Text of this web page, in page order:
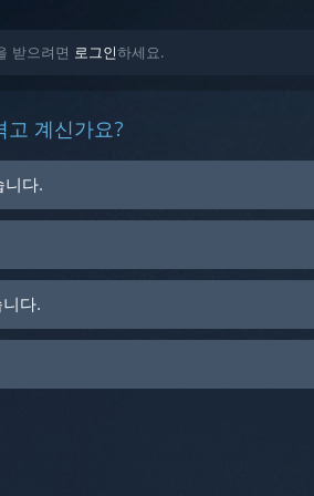
받으려면 로그인하세요.
고 계신가요?
니다.
다.